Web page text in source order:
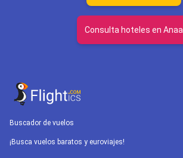
Consulta hoteles en Anaa
Buscador de vuelos
¡Busca vuelos baratos y euroviajes!